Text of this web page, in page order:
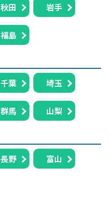
秋田 岩手
福島
千葉 埼玉
群馬
山梨
長野 富山